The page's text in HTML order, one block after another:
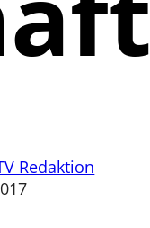
Redaktion